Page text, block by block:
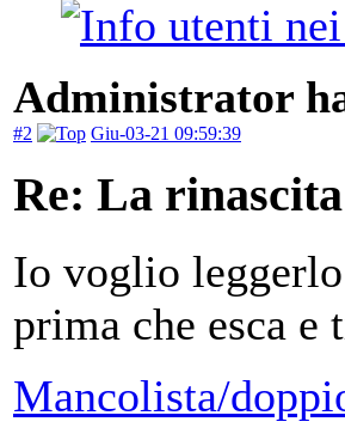
Administrator
#2 Giu-03-21 09:59:39
Re: La
Io voglio
prima che esca
Mancolista/